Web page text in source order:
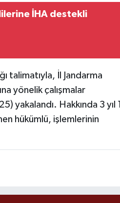
İHA destekli
talimatıyla, İl Jandarma
yönelik çalışmalar
yakalandı. Hakkında 3 yıl 1
hükümlü, işlemlerinin